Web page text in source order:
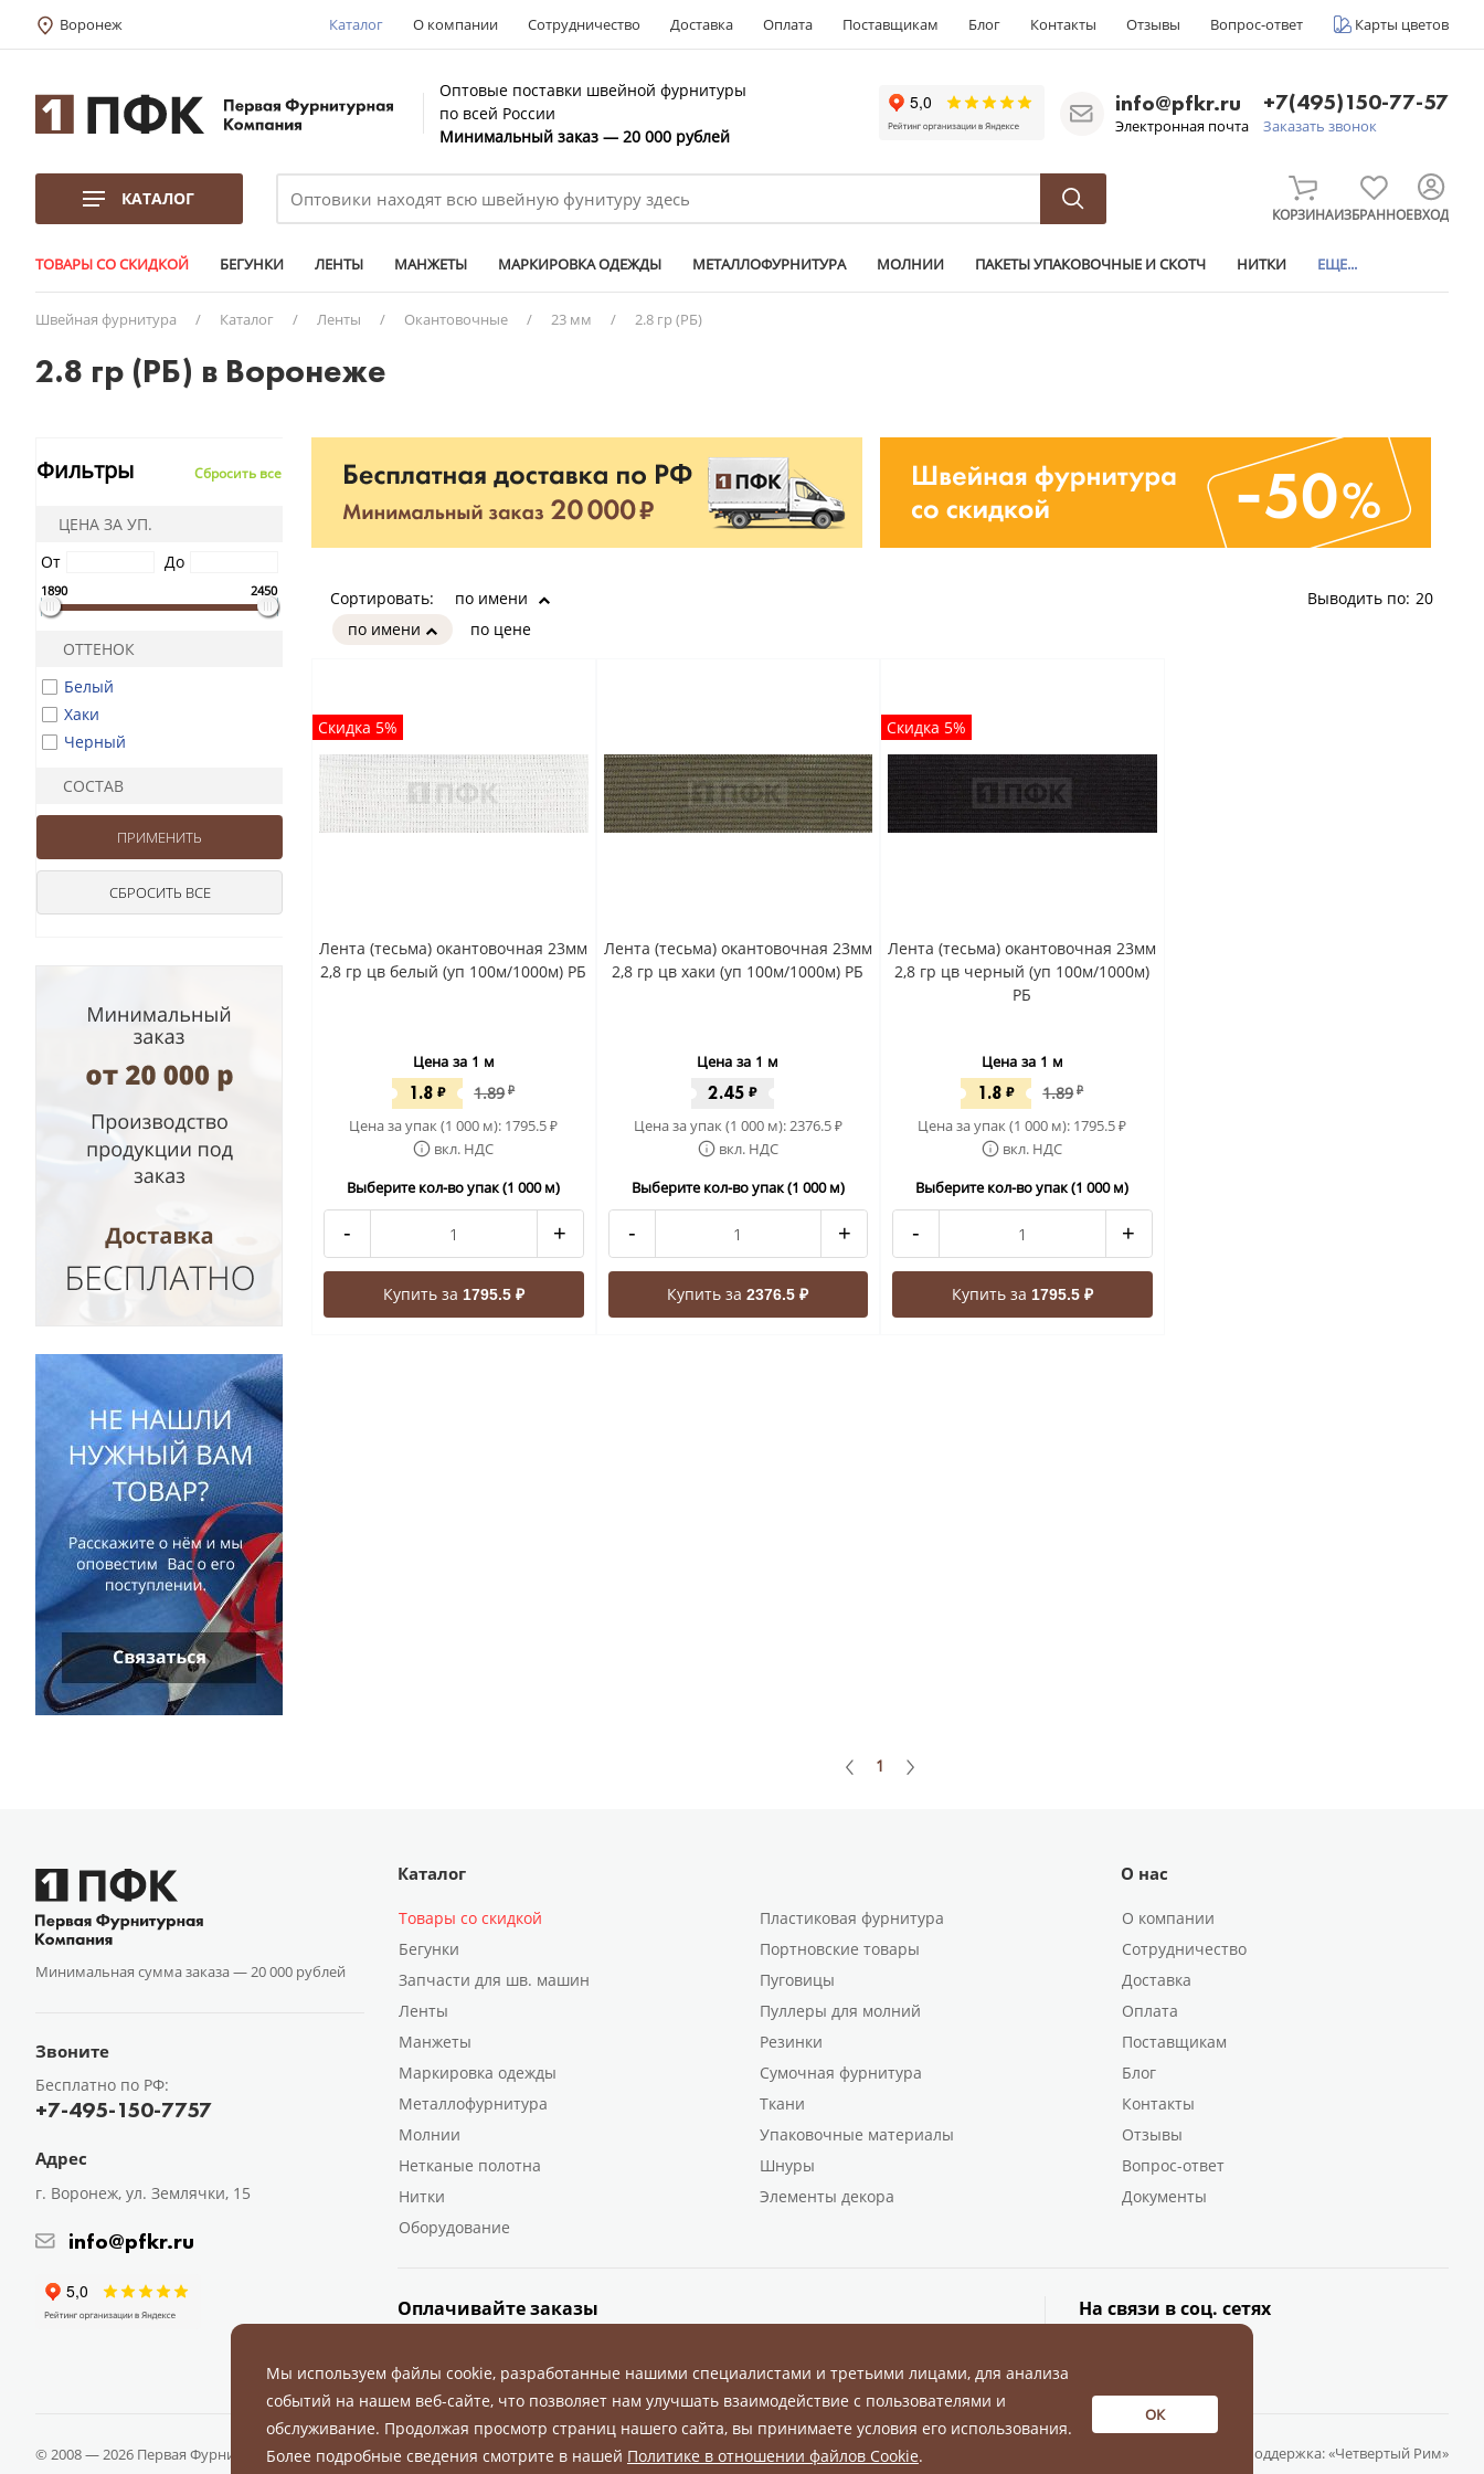
Воронеж Каталог О компании Сотрудничество Доставка Оплата Поставщикам Блог Контакты Отзывы Вопрос-ответ Карты цветов
Оптовые поставки швейной фурнитуры
по всей России
Минимальный заказ — 20 000 рублей
info@pfkr.ru
Электронная почта
+7(495)150-77-57
Заказать звонок
КАТАЛОГ
КОРЗИНАИЗБРАННОЕВХОД
ТОВАРЫ СО СКИДКОЙ БЕГУНКИ ЛЕНТЫ МАНЖЕТЫ МАРКИРОВКА ОДЕЖДЫ МЕТАЛЛОФУРНИТУРА МОЛНИИ ПАКЕТЫ УПАКОВОЧНЫЕ И СКОТЧ НИТКИ ЕЩЕ...
Швейная фурнитура / Каталог / Ленты / Окантовочные / 23 мм / 2.8 гр (РБ)
2.8 гр (РБ) в Воронеже
Фильтры Сбросить все
ЦЕНА ЗА УП.
От
До
1890 2450
ОТТЕНОК
Белый
Хаки
Черный
СОСТАВ
Сортировать:
по имени
по цене
по имени Выводить по: 20
Скидка 5%
Лента (тесьма) окантовочная 23мм
2,8 гр цв белый (уп 100м/1000м) РБ
Цена за 1 м
1.8 ₽ 1.89 ₽
Цена за упак (1 000 м): 1795.5₽
вкл. НДС
Выберите кол-во упак (1 000 м)
- +
Купить за 1795.5 ₽
Лента (тесьма) окантовочная 23мм
2,8 гр цв хаки (уп 100м/1000м) РБ
Цена за 1 м
2.45 ₽
Цена за упак (1 000 м):2376.5₽
вкл. НДС
Выберите кол-во упак (1 000 м)
- +
Купить за2376.5 ₽
Скидка 5%
Лента (тесьма) окантовочная 23мм
2,8 гр цв черный (уп 100м/1000м)
РБ
Цена за 1 м
1.8 ₽ 1.89 ₽
Цена за упак (1 000 м): 1795.5₽
вкл. НДС
Выберите кол-во упак (1 000 м)
- +
Купить за 1795.5 ₽
1
Минимальная сумма заказа —20 000 рублей
Звоните
Бесплатно по РФ:
+7-495-150-7757
Адрес
г. Воронеж, ул. Землячки, 15
info@pfkr.ru
Каталог
Товары со скидкой
Бегунки
Запчасти для шв. машин
Ленты
Манжеты
Маркировка одежды
Металлофурнитура
Молнии
Нетканые полотна
Нитки
Оборудование
Пластиковая фурнитура
Портновские товары
Пуговицы
Пуллеры для молний
Резинки
Сумочная фурнитура
Ткани
Упаковочные материалы
Шнуры
Элементы декора
О нас
О компании
Сотрудничество
Доставка
Оплата
Поставщикам
Блог
Контакты
Отзывы
Вопрос-ответ
Документы
Оплачивайте заказы На связи в соц. сетях
© 2008 — 2026 Первая Фурнитурная Компания.Все права защищены. Разработка и поддержка:«Четвертый Рим»
Мы используем файлы cookie, разработанные нашими специалистами и третьими лицами, для анализа
событий на нашем веб-сайте, что позволяет нам улучшать взаимодействие с пользователями и
обслуживание. Продолжая просмотр страниц нашего сайта, вы принимаете условия его использования.
Более подробные сведения смотрите в нашей Политике в отношении файлов Cookie.
ОК